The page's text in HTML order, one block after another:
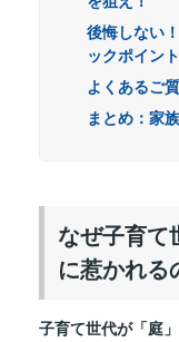
後悔しない
ックポイント
よくあるご
まとめ：家
なぜ子育て
に惹かれる
子育て世代が「庭